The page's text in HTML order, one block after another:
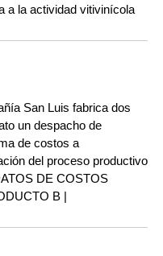
a la actividad vitivinícola
San Luis fabrica dos
un despacho de
de costos a
del proceso productivo
DE COSTOS
B |